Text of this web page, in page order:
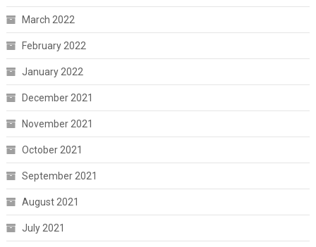
March 2022
February 2022
January 2022
December 2021
November 2021
October 2021
September 2021
August 2021
July 2021